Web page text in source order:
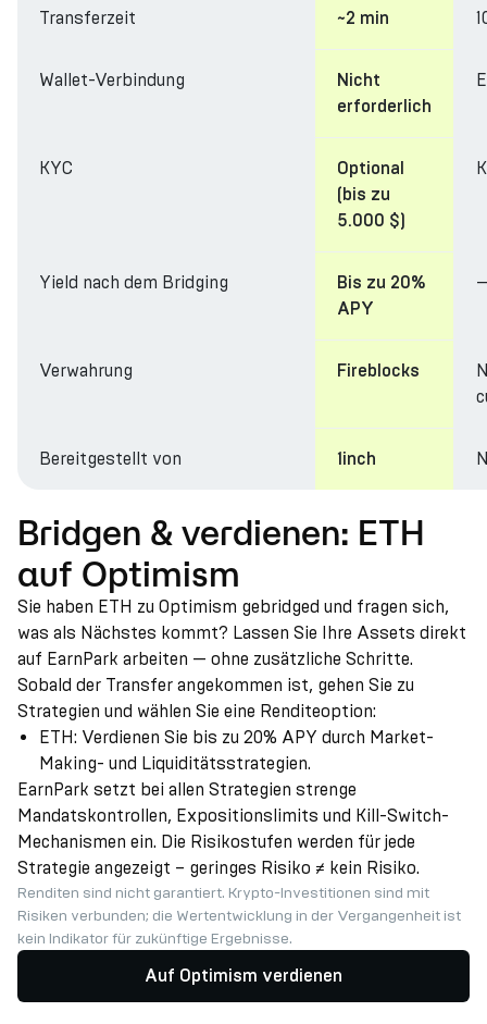
Transferzeit ~2 min
Wallet-Verbindung
Nicht
erforderlich
KYC
Optional
(bis zu
5.000 $)
Yield nach dem Bridging
Bis zu 20%
APY
Verwahrung Fireblocks
Bereitgestellt von 1inch
Bridgen & verdienen: ETH
auf Optimism
Sie haben ETH zu Optimism gebridged und fragen sich,
was als Nächstes kommt? Lassen Sie Ihre Assets direkt
auf EarnPark arbeiten — ohne zusätzliche Schritte.
Sobald der Transfer angekommen ist, gehen Sie zu
Strategien und wählen Sie eine Renditeoption:
ETH: Verdienen Sie bis zu 20% APY durch Market-
Making- und Liquiditätsstrategien.
EarnPark setzt bei allen Strategien strenge
Mandatskontrollen, Expositionslimits und Kill-Switch-
Mechanismen ein. Die Risikostufen werden für jede
Strategie angezeigt – geringes Risiko ≠ kein Risiko.
Renditen sind nicht garantiert. Krypto-Investitionen sind mit
Risiken verbunden; die Wertentwicklung in der Vergangenheit ist
kein Indikator für zukünftige Ergebnisse.
Auf Optimism verdienen